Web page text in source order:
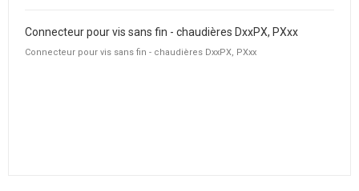
Connecteur pour vis sans fin - chaudières DxxPX, PXxx
Connecteur pour vis sans fin - chaudières DxxPX, PXxx